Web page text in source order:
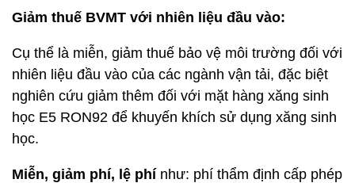
Giảm thuế BVMT với nhiên liệu đầu vào:
Cụ thể là miễn, giảm thuế bảo vệ môi trường đối với
nhiên liệu đầu vào của các ngành vận tải, đặc biệt
nghiên cứu giảm thêm đối với mặt hàng xăng sinh
học E5 RON92 để khuyến khích sử dụng xăng sinh
học.
Miễn, giảm phí, lệ phí như: phí thẩm định cấp phép